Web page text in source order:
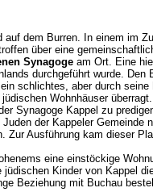
dem Burren. In einem im
über eine
Synagoge am Ort. Eine
durchgeführt wurde. Den
schlichtes, aber durch
Wohnhäuser
Synagoge Kappel zu
der Kappeler
Zur Ausführung kam dieser
eine einstöckige
Kinder von Kappel
Beziehung mit Buchau